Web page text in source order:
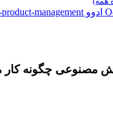
ادوو management
مصنوعی چگونه کار